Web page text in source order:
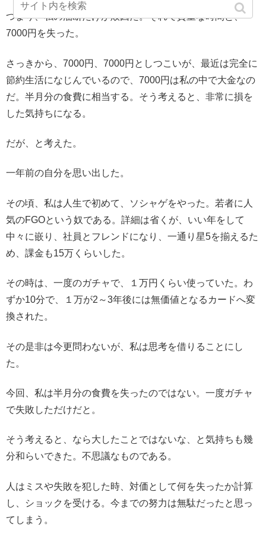
つまり、私の油断だけが敗因だ。それで貴重な時間と、
7000円を失った。
さっきから、7000円、7000円としつこいが、最近は完全に
節約生活になじんでいるので、7000円は私の中で大金なの
だ。半月分の食費に相当する。そう考えると、非常に損を
した気持ちになる。
だが、と考えた。
一年前の自分を思い出した。
その頃、私は人生で初めて、ソシャゲをやった。若者に人
気のFGOという奴である。詳細は省くが、いい年をして
中々に嵌り、社員とフレンドになり、一通り星5を揃えるた
め、課金も15万くらいした。
その時は、一度のガチャで、１万円くらい使っていた。わ
ずか10分で、１万が2～3年後には無価値となるカードへ変
換された。
その是非は今更問わないが、私は思考を借りることにし
た。
今回、私は半月分の食費を失ったのではない。一度ガチャ
で失敗しただけだと。
そう考えると、なら大したことではないな、と気持ちも幾
分和らいできた。不思議なものである。
人はミスや失敗を犯した時、対価として何を失ったか計算
し、ショックを受ける。今までの努力は無駄だったと思っ
てしまう。